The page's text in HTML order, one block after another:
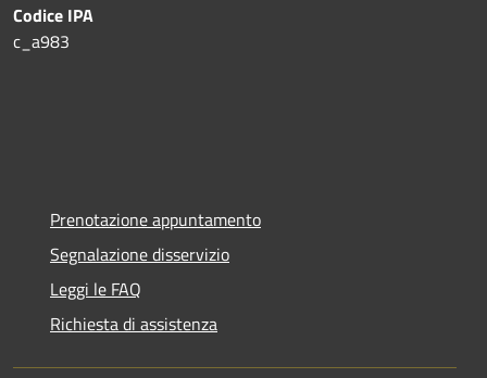
Codice IPA
c_a983
Prenotazione appuntamento
Segnalazione disservizio
Leggi le FAQ
Richiesta di assistenza